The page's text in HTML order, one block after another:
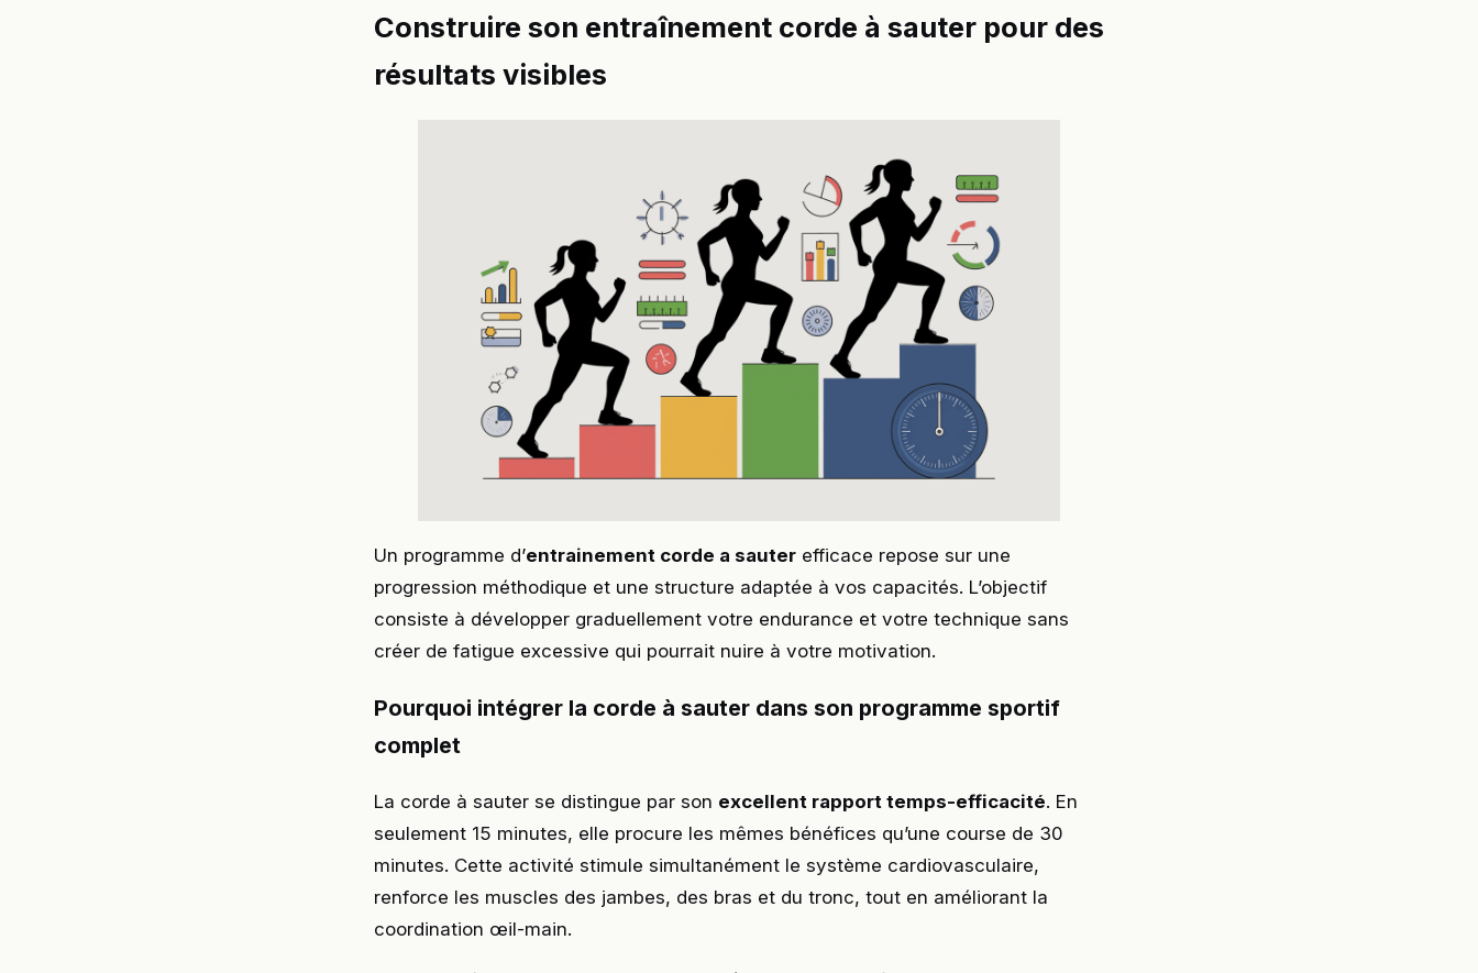
Construire son entraînement corde à sauter pour des
résultats visibles
Un programme d’entrainement corde a sauter efficace repose sur une
progression méthodique et une structure adaptée à vos capacités. L’objectif
consiste à développer graduellement votre endurance et votre technique sans
créer de fatigue excessive qui pourrait nuire à votre motivation.
Pourquoi intégrer la corde à sauter dans son programme sportif
complet
La corde à sauter se distingue par son excellent rapport temps-efficacité. En
seulement 15 minutes, elle procure les mêmes bénéfices qu’une course de 30
minutes. Cette activité stimule simultanément le système cardiovasculaire,
renforce les muscles des jambes, des bras et du tronc, tout en améliorant la
coordination œil-main.